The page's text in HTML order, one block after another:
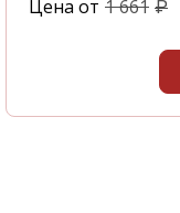
Цена от 1 661 ₽